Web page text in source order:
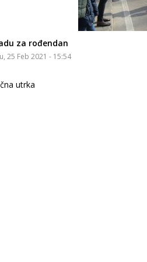
za rođendan
25 Feb 2021 - 15:54
utrka